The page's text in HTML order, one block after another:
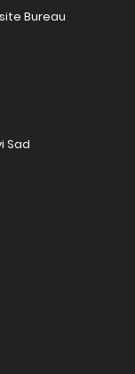
Bureau
Sad